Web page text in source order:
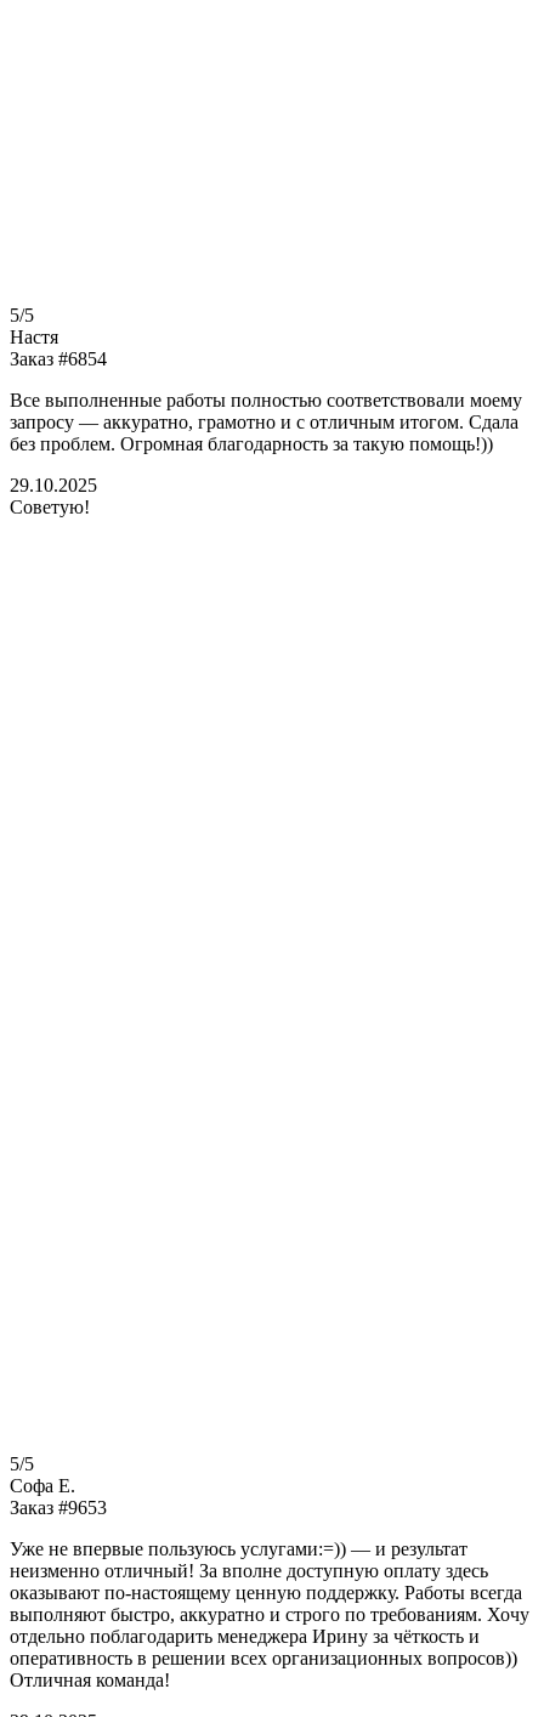
5/5
Настя
Заказ #6854
Все выполненные работы полностью соответствовали моему
запросу — аккуратно, грамотно и с отличным итогом. Сдала
без проблем. Огромная благодарность за такую помощь!))
29.10.2025
Советую!
5/5
Софа Е.
Заказ #9653
Уже не впервые пользуюсь услугами:=)) — и результат
неизменно отличный! За вполне доступную оплату здесь
оказывают по-настоящему ценную поддержку. Работы всегда
выполняют быстро, аккуратно и строго по требованиям. Хочу
отдельно поблагодарить менеджера Ирину за чёткость и
оперативность в решении всех организационных вопросов))
Отличная команда!